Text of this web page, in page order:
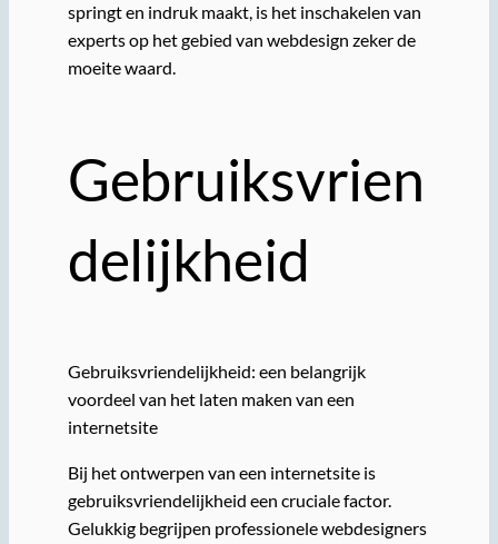
springt en indruk maakt, is het inschakelen van
experts op het gebied van webdesign zeker de
moeite waard.
Gebruiksvrien
delijkheid
Gebruiksvriendelijkheid: een belangrijk
voordeel van het laten maken van een
internetsite
Bij het ontwerpen van een internetsite is
gebruiksvriendelijkheid een cruciale factor.
Gelukkig begrijpen professionele webdesigners